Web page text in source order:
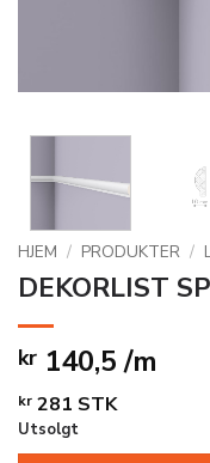
HJEM / PRODUKTER /
DEKORLIST
kr 140,5 /m
kr 281 STK
Utsolgt